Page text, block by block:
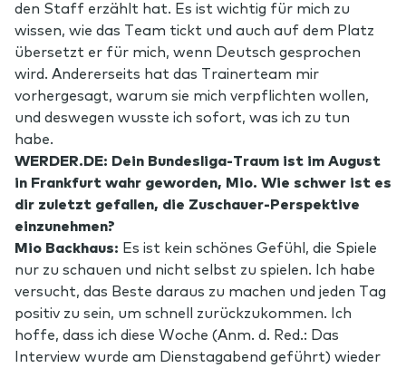
den Staff erzählt hat. Es ist wichtig für mich zu
wissen, wie das Team tickt und auch auf dem Platz
übersetzt er für mich, wenn Deutsch gesprochen
wird. Andererseits hat das Trainerteam mir
vorhergesagt, warum sie mich verpflichten wollen,
und deswegen wusste ich sofort, was ich zu tun
habe.
WERDER.DE: Dein Bundesliga-Traum ist im August
in Frankfurt wahr geworden, Mio. Wie schwer ist es
dir zuletzt gefallen, die Zuschauer-Perspektive
einzunehmen?
Mio Backhaus: Es ist kein schönes Gefühl, die Spiele
nur zu schauen und nicht selbst zu spielen. Ich habe
versucht, das Beste daraus zu machen und jeden Tag
positiv zu sein, um schnell zurückzukommen. Ich
hoffe, dass ich diese Woche (Anm. d. Red.: Das
Interview wurde am Dienstagabend geführt) wieder